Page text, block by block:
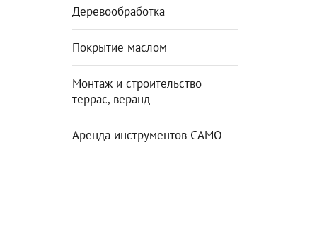
Деревообработка
Покрытие маслом
Монтаж и строительство
террас, веранд
Аренда инструментов CAMO